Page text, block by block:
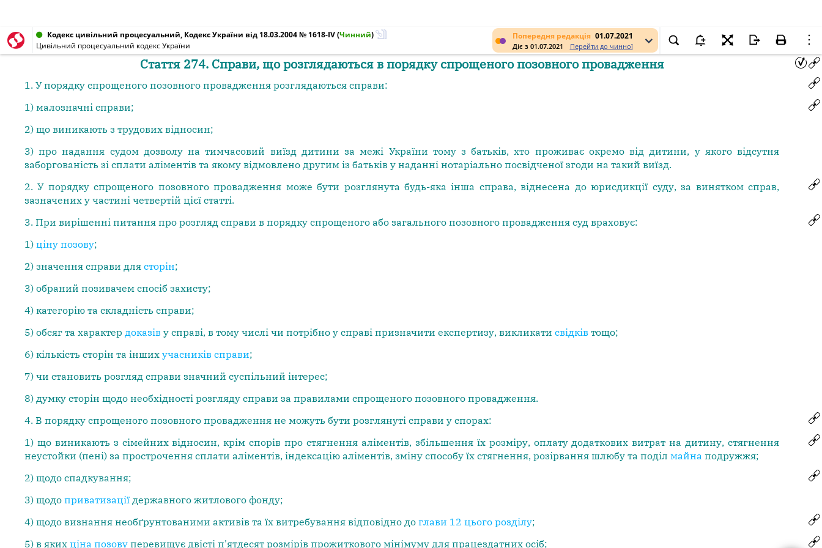
Попередня редакція 01.07.2021
Діє з 01.07.2021 Перейти до чинної
Кодекс цивільний процесуальний, Кодекс України від 18.03.2004 № 1618-IV(Чинний)
Цивільний процесуальний кодекс України